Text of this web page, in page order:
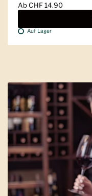
AbCHF 14.90
Auf Lager